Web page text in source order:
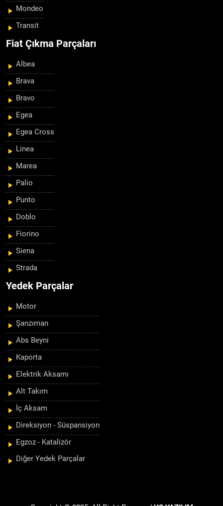
Mondeo
Transit
Fiat Çıkma Parçaları
Albea
Brava
Bravo
Egea
Egea Cross
Linea
Marea
Palio
Punto
Doblo
Fiorino
Siena
Strada
Yedek Parçalar
Motor
Şanzıman
Abs Beyni
Kaporta
Elektrik Aksamı
Alt Takım
İç Aksam
Direksiyon - Süspansiyon
Egzoz - Katalizör
Diğer Yedek Parçalar